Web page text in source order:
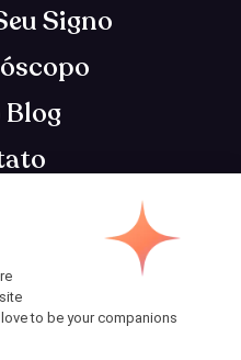
para você se
Signo